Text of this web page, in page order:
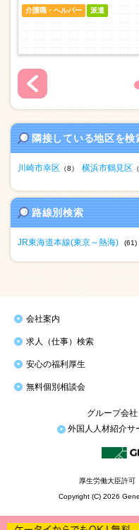
介護職・ヘルパー 派遣
隣接している地区を検
川崎市幸区 （8） 横浜市鶴見区
路線別検索
JR東海道本線(東京～熱海) (61)
会社案内
求人（仕事）検索
安心の福利厚生
無料個別相談会
グループ会
外国人人材紹介サ
厚生労働大臣許
Copyright (C) 2026